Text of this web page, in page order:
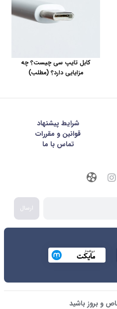
کابل تایپ سی چیست؟ چه
مزایایی دارد؟ (مطلب)
شرايط پيشنهاد
قوانین و مقررات
تماس با ما
ارسال
و بروز باشید